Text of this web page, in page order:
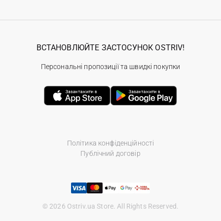
Політика конфіденційності
Публічний договір
© 2026 Ostriv.ua Store. All Rights Reserved.
ВСТАНОВЛЮЙТЕ ЗАСТОСУНОК OSTRIV!
Персональні пропозиції та швидкі покупки